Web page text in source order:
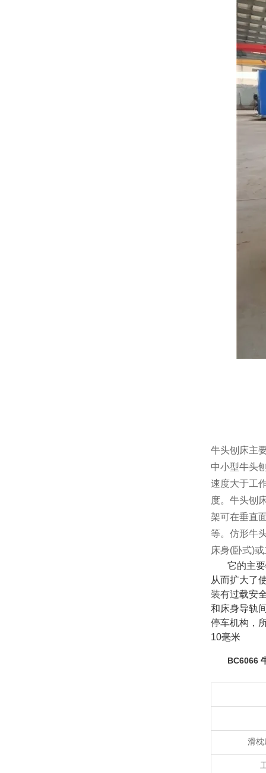
牛头刨床主
中小型牛头
速度大于工
度。牛头刨
架可在垂直
等。仿形牛
床身(卧式)
它的主
从而扩大了
装有过载安
和床身导轨
停车机构，
10毫米
BC6066
滑枕